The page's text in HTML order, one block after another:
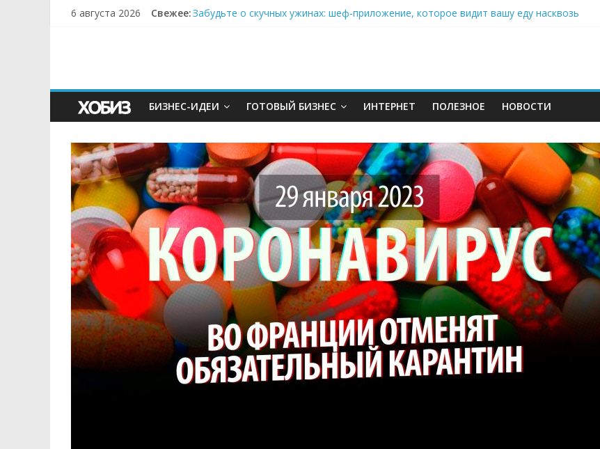
6 августа 2026 Свежее:Забудьте о скучных ужинах: шеф-приложение, которое видит вашу еду насквозь
БИЗНЕС-ИДЕИ ГОТОВЫЙ БИЗНЕС ИНТЕРНЕТ ПОЛЕЗНОЕ НОВОСТИ